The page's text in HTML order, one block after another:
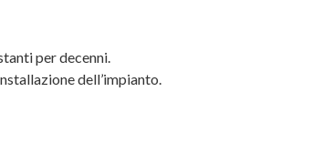
per decenni.
dell’impianto.